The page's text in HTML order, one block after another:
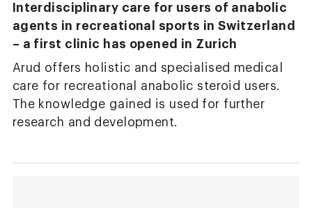
Interdisciplinary care for users of anabolic
agents in recreational sports in Switzerland
– a first clinic has opened in Zurich
Arud offers holistic and specialised medical
care for recreational anabolic steroid users.
The knowledge gained is used for further
research and development.